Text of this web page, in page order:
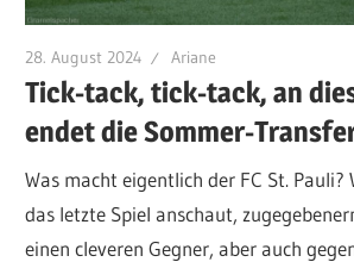
28. August 2024 Ariane
Tick-tack, tick-tack, an
endet die Sommer-
Was macht eigentlich der FC St. Pauli?
das letzte Spiel anschaut,
einen cleveren Gegner, aber auch